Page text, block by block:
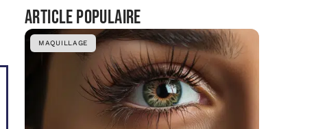
Article populaire
MAQUILLAGE